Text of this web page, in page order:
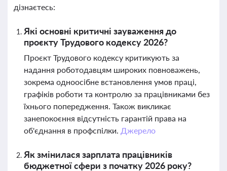
дізнаєтесь:
Які основні критичні зауваження до
проєкту Трудового кодексу 2026?
Проєкт Трудового кодексу критикують за
надання роботодавцям широких повноважень,
зокрема одноосібне встановлення умов праці,
графіків роботи та контролю за працівниками без
їхнього попередження. Також викликає
занепокоєння відсутність гарантій права на
об'єднання в профспілки. Джерело
Як змінилася зарплата працівників
бюджетної сфери з початку 2026 року?